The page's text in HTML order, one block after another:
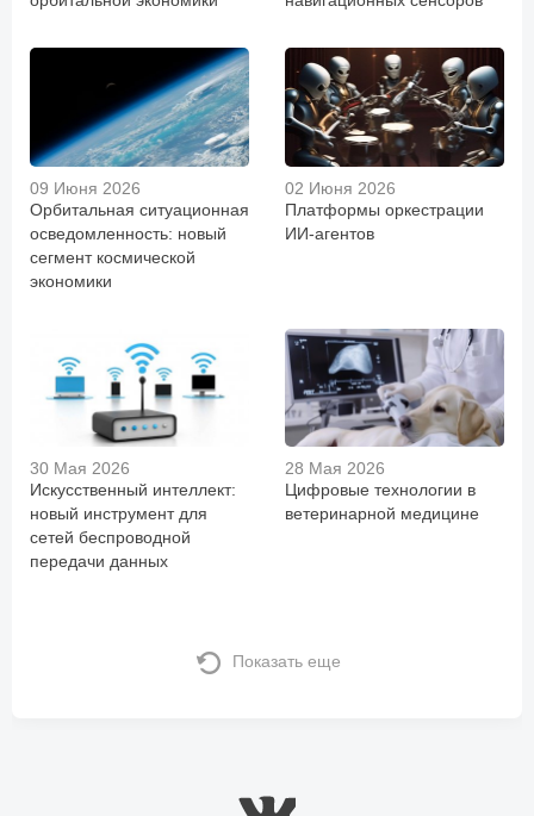
09 Июня 2026
Орбитальная ситуационная
осведомленность: новый
сегмент космической
экономики
02 Июня 2026
Платформы оркестрации
ИИ-агентов
30 Мая 2026
Искусственный интеллект:
новый инструмент для
сетей беспроводной
передачи данных
28 Мая 2026
Цифровые технологии в
ветеринарной медицине
Показать еще